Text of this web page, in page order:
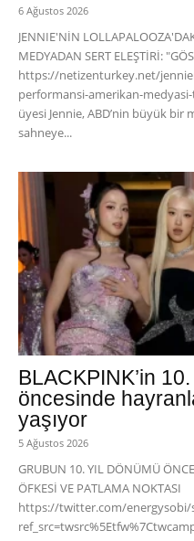
6 Ağustos 2026
JENNIE'NİN
MEDYADAN SERT ELEŞTİRİ:
https://netizenturkey.net/
performansi-amerikan-
üyesi Jennie, ABD’nin büyük
sahneye...
BLACKPINK’in
öncesinde
yaşıyor
5 Ağustos 2026
GRUBUN 10. YIL DÖNÜMÜ
ÖFKESİ VE PATLAMA NOKTASI
https://twitter.com/energysobi/